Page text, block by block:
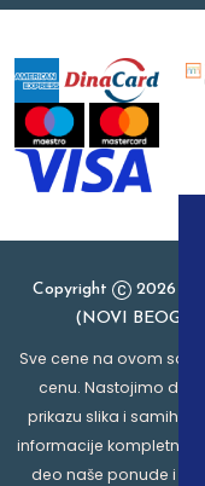
Copyright
2026
(NOVI
Sve cene na ovom sajtu
cenu. Nastojimo da
prikazu slika i samih
informacije kompletne i
deo naše ponude i ne